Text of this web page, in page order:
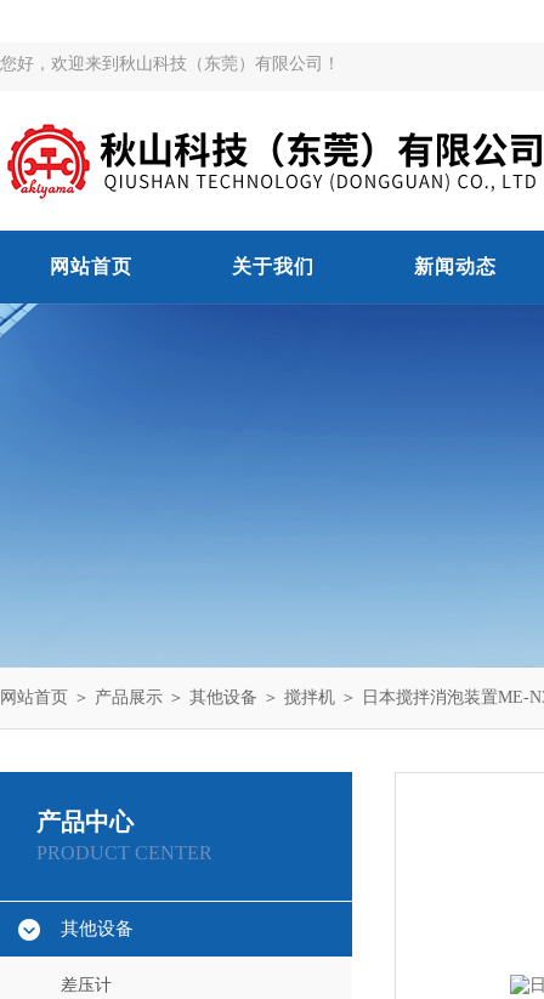
您好，欢迎来到秋山科技（东莞）有限公司！
网站首页 关于我们 新闻动态
网站首页 ＞ 产品展示 ＞ 其他设备 ＞ 搅拌机 ＞ 日本搅拌消泡装置ME-
产品中心
PRODUCT CENTER
其他设备
差压计